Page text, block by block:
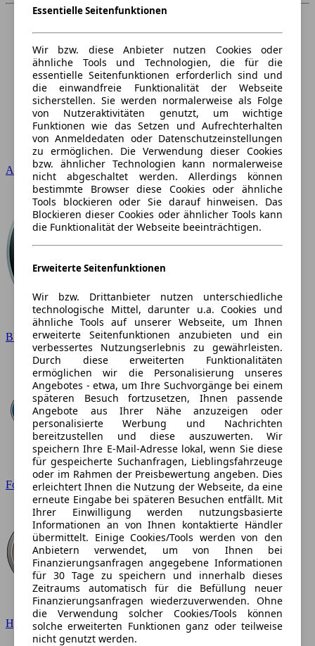
Audi
BMW
Ford
Hyundai
Essentielle Seitenfunktionen
Wir bzw. diese Anbieter nutzen Cookies oder
ähnliche Tools und Technologien, die für die
essentielle Seitenfunktionen erforderlich sind und
die einwandfreie Funktionalität der Webseite
sicherstellen. Sie werden normalerweise als Folge
von Nutzeraktivitäten genutzt, um wichtige
Funktionen wie das Setzen und Aufrechterhalten
von Anmeldedaten oder Datenschutzeinstellungen
zu ermöglichen. Die Verwendung dieser Cookies
bzw. ähnlicher Technologien kann normalerweise
nicht abgeschaltet werden. Allerdings können
bestimmte Browser diese Cookies oder ähnliche
Tools blockieren oder Sie darauf hinweisen. Das
Blockieren dieser Cookies oder ähnlicher Tools kann
die Funktionalität der Webseite beeinträchtigen.
Erweiterte Seitenfunktionen
Wir bzw. Drittanbieter nutzen unterschiedliche
technologische Mittel, darunter u.a. Cookies und
ähnliche Tools auf unserer Webseite, um Ihnen
erweiterte Seitenfunktionen anzubieten und ein
verbessertes Nutzungserlebnis zu gewährleisten.
Durch diese erweiterten Funktionalitäten
ermöglichen wir die Personalisierung unseres
Angebotes - etwa, um Ihre Suchvorgänge bei einem
späteren Besuch fortzusetzen, Ihnen passende
Angebote aus Ihrer Nähe anzuzeigen oder
personalisierte Werbung und Nachrichten
bereitzustellen und diese auszuwerten. Wir
speichern Ihre E-Mail-Adresse lokal, wenn Sie diese
für gespeicherte Suchanfragen, Lieblingsfahrzeuge
oder im Rahmen der Preisbewertung angeben. Dies
erleichtert Ihnen die Nutzung der Webseite, da eine
erneute Eingabe bei späteren Besuchen entfällt. Mit
Ihrer Einwilligung werden nutzungsbasierte
Informationen an von Ihnen kontaktierte Händler
übermittelt. Einige Cookies/Tools werden von den
Anbietern verwendet, um von Ihnen bei
Finanzierungsanfragen angegebene Informationen
für 30 Tage zu speichern und innerhalb dieses
Zeitraums automatisch für die Befüllung neuer
Finanzierungsanfragen wiederzuverwenden. Ohne
die Verwendung solcher Cookies/Tools können
solche erweiterten Funktionen ganz oder teilweise
nicht genutzt werden.